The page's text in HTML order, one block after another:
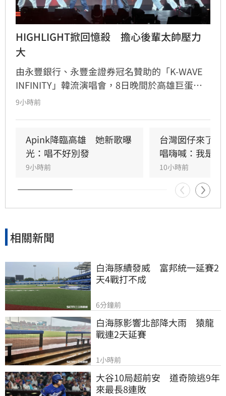
HIGHLIGHT掀回憶殺　擔心後輩太帥壓力
大
由永豐銀行、永豐金證券冠名贊助的「K-WAVE
INFINITY」韓流演唱會，8日晚間於高雄巨蛋熱
力開唱，集結NEWBEAT、FLARE U、CRAVITY、
熱情應援，尖叫與歡呼聲一路未停，最後由
HIGHLIGHT壓軸接管舞台，將現場氣氛推向最高
潮。
9小時前
Apink降臨高雄　她新歌曝
光：唱不好別發
9小時前
台灣囡仔來了
唱嗨喊：我是誰
10小時前
相關新聞
白海豚續發威　富邦統一延賽2
天4戰打不成
6分鐘前
白海豚影響北部降大雨　猿龍
戰連2天延賽
1小時前
大谷10局超前安　道奇險逃9年
來最長8連敗